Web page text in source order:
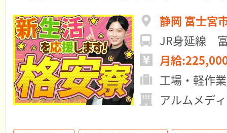
静岡 富士宮
JR身延線
月給
工場・軽作
アルムメデ